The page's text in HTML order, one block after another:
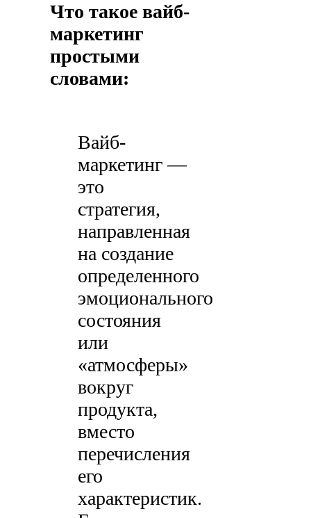
Что такое вайб-
маркетинг
простыми
словами:
Вайб-
маркетинг —
это
стратегия,
направленная
на создание
определенного
эмоционального
состояния
или
«атмосферы»
вокруг
продукта,
вместо
перечисления
его
характеристик.